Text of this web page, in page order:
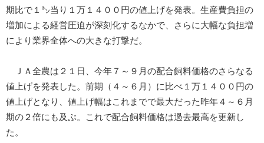
期比で１㌧当り１万１４００円の値上げを発表。生産費負担の
増加による経営圧迫が深刻化するなかで、さらに大幅な負担増
により業界全体への大きな打撃だ。
ＪＡ全農は２１日、今年７～９月の配合飼料価格のさらなる
値上げを発表した。前期（４～６月）に比べ１万１４００円の
値上げとなり、値上げ幅はこれまでで最大だった昨年４～６月
期の２倍にも及ぶ。これで配合飼料価格は過去最高を更新し
た。